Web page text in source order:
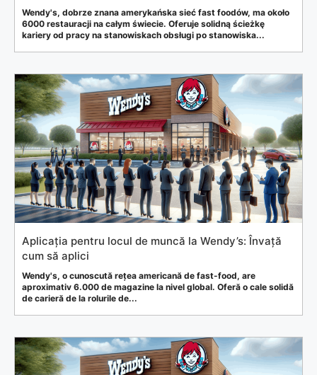
Wendy's, dobrze znana amerykańska sieć fast foodów, ma około
6000 restauracji na całym świecie. Oferuje solidną ścieżkę
kariery od pracy na stanowiskach obsługi po stanowiska...
Aplicația pentru locul de muncă la Wendy’s: Învață
cum să aplici
Wendy's, o cunoscută rețea americană de fast-food, are
aproximativ 6.000 de magazine la nivel global. Oferă o cale solidă
de carieră de la rolurile de...